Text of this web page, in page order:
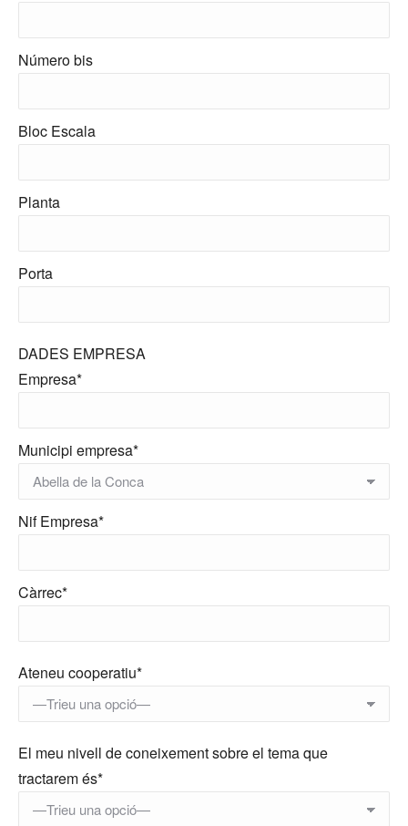
Número bis
Bloc Escala
Planta
Porta
DADES EMPRESA
Empresa*
Municipi empresa*
Nif Empresa*
Càrrec*
Ateneu cooperatiu*
El meu nivell de coneixement sobre el tema que
tractarem és*